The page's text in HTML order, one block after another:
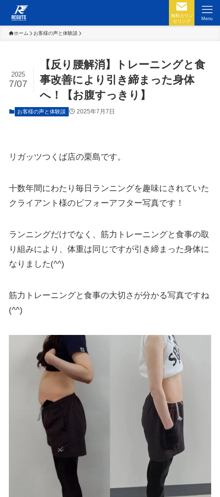
無料カウン
セリング
Menu
ホーム お客様の声と体験談
【反り腰解消】トレーニングと食
事改善により引き締まった身体
へ！【お腹すっきり】
2025
7/07
お客様の声と体験談 2025年7月7日
リガッツつくば店の栗島です。
十数年間にわたり毎日ランニングを趣味にされていた
クライアント様のビフォーアフター写真です！
ランニングだけでなく、筋力トレーニングと食事の取
り組みにより、体重は同じですが引き締まった身体に
なりました(^^)
筋力トレーニングと食事の大切さが分かる写真ですね
(^^)